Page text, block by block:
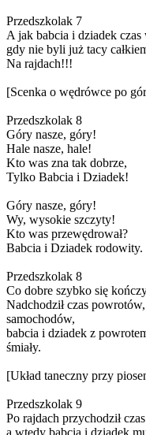
Przedszkolak 7
A jak babcia i dziadek
gdy nie byli już tacy
Na rajdach!!!
[Scenka o wędrówce po
Przedszkolak 8
Góry nasze, góry!
Hale nasze, hale!
Kto was zna tak dobrze,
Tylko Babcia i Dziadek!
Góry nasze, góry!
Wy, wysokie szczyty!
Kto was przewędrował?
Babcia i Dziadek rodowity.
Przedszkolak 8
Co dobre szybko się
Nadchodził czas
samochodów,
babcia i dziadek z
śmiały.
[Układ taneczny przy
Przedszkolak 9
Po rajdach przychodził
a wtedy babcia i dziadek